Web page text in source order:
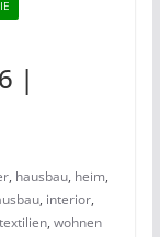
|
, hausbau, heim,
, interior,
textilien, wohnen